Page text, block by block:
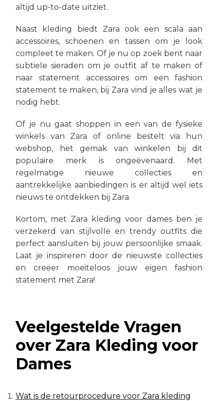
altijd up-to-date uitziet.
Naast kleding biedt Zara ook een scala aan
accessoires, schoenen en tassen om je look
compleet te maken. Of je nu op zoek bent naar
subtiele sieraden om je outfit af te maken of
naar statement accessoires om een fashion
statement te maken, bij Zara vind je alles wat je
nodig hebt.
Of je nu gaat shoppen in een van de fysieke
winkels van Zara of online bestelt via hun
webshop, het gemak van winkelen bij dit
populaire merk is ongeëvenaard. Met
regelmatige nieuwe collecties en
aantrekkelijke aanbiedingen is er altijd wel iets
nieuws te ontdekken bij Zara.
Kortom, met Zara kleding voor dames ben je
verzekerd van stijlvolle en trendy outfits die
perfect aansluiten bij jouw persoonlijke smaak.
Laat je inspireren door de nieuwste collecties
en creëer moeiteloos jouw eigen fashion
statement met Zara!
Veelgestelde Vragen
over Zara Kleding voor
Dames
Wat is de retourprocedure voor Zara kleding